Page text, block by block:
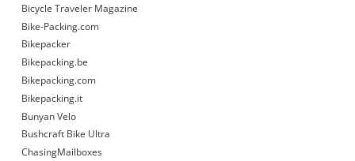
Bicycle Traveler Magazine
Bike-Packing.com
Bikepacker
Bikepacking.be
Bikepacking.com
Bikepacking.it
Bunyan Velo
Bushcraft Bike Ultra
ChasingMailboxes